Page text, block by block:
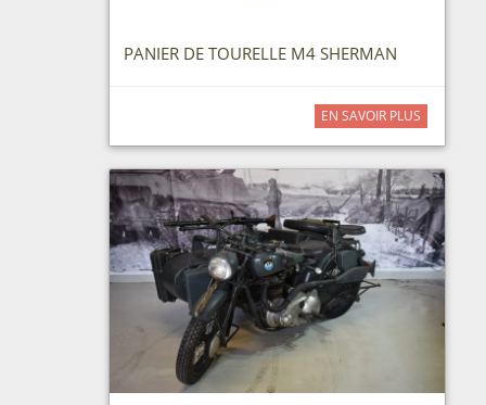
PANIER DE TOURELLE M4 SHERMAN
EN SAVOIR PLUS